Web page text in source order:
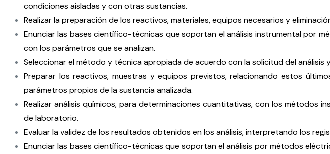
condiciones aisladas y con otras sustancias.
Realizar la preparación de los reactivos, materiales, equipos necesarios y
Enunciar las bases científico-técnicas que soportan el análisis instrumental por
con los parámetros que se analizan.
Seleccionar el método y técnica apropiada de acuerdo con la solicitud del análisis
Preparar los reactivos, muestras y equipos previstos, relacionando estos
parámetros propios de la sustancia analizada.
Realizar análisis químicos, para determinaciones cuantitativas, con los métodos
de laboratorio.
Evaluar la validez de los resultados obtenidos en los análisis, interpretando los
Enunciar las bases científico-técnicas que soportan el análisis por métodos